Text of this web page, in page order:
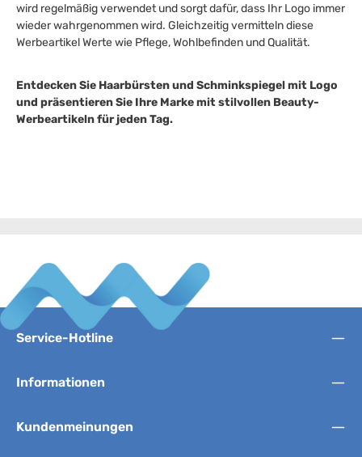
wird regelmäßig verwendet und sorgt dafür, dass Ihr Logo immer
wieder wahrgenommen wird. Gleichzeitig vermitteln diese
Werbeartikel Werte wie Pflege, Wohlbefinden und Qualität.
Entdecken Sie Haarbürsten und Schminkspiegel mit Logo
und präsentieren Sie Ihre Marke mit stilvollen Beauty-
Werbeartikeln für jeden Tag.
Service-Hotline
Informationen
Kundenmeinungen